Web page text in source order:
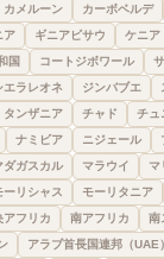
カメルーン カーボベルデ
ア ギニアビサウ ケニア
国
コートジボワール
エラレオネ ジンバブエ
タンザニア チャド チュ
ナミビア ニジェール
ダガスカル マラウイ マ
ーリシャス モーリタニア
アフリカ 南アフリカ 南
アラブ首長国連邦（UAE）